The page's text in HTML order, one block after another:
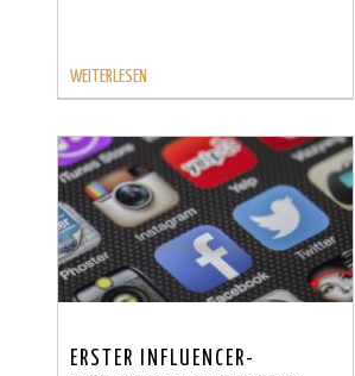
WEITERLESEN
ERSTER INFLUENCER-